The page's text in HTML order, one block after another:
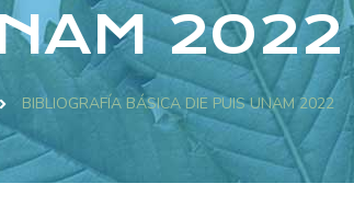
2022
BIBLIOGRAFÍA BÁSICA DIE PUIS UNAM 2022